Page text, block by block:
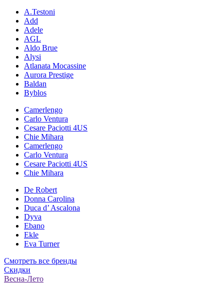
A.Testoni
Add
Adele
AGL
Aldo Brue
Alysi
Atlanata Mocassine
Aurora Prestige
Baldan
Byblos
Camerlengo
Carlo Ventura
Cesare Paciotti 4US
Chie Mihara
Camerlengo
Carlo Ventura
Cesare Paciotti 4US
Chie Mihara
De Robert
Donna Carolina
Duca d’ Ascalona
Dyva
Ebano
Ekle
Eva Turner
Смотреть все бренды
Скидки
Весна-Лето